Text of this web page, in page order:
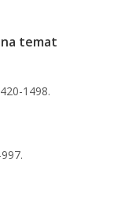
na temat
1498.